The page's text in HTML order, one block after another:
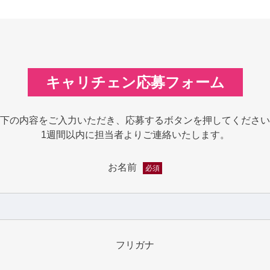
キャリチェン応募フォーム
の内容をご入力いただき、応募するボタンを押してくださ
1週間以内に担当者よりご連絡いたします。
お名前 必須
フリガナ